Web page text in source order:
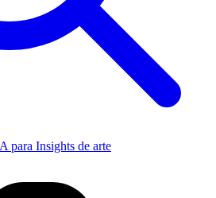
para Insights de arte